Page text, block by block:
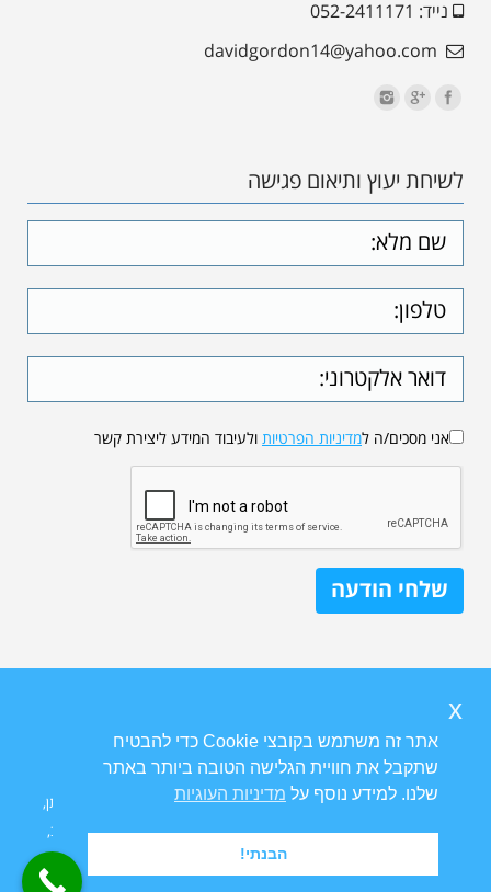
נייד: 052-2411171
לשיחת יעוץ ותיאום פגישה
אני מסכים/ה למדיניות הפרטיות ולעיבוד המידע ליצירת קשר
Ⓒ כל הזכויות שמורות ל פרופ' דוד גורדוןאורוגניקולוג | טיפולי בריחת שתן,
צניחת רחם וטיפולים גניקולוגיים | מרפאת גינקולוגיה ויצמן 14 תל אביב,
6423914.
אתר זה משתמש בקובצי Cookie כדי להבטיח
שתקבל את חוויית הגלישה הטובה ביותר באתר
שלנו. למידע נוסף על מדיניות העוגיות
הבנתי!
x